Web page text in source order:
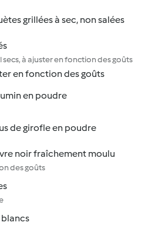
grillées à sec, non salées
à ajuster en fonction des goûts
en fonction des goûts
en poudre
de girofle en poudre
noir fraîchement moulu
des goûts
blancs